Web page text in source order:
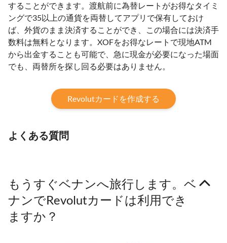
することができます。渡航前に為替レートがお得なタイミ
ングで35以上の通貨を両替してアプリで保有しておけ
ば、外貨のまま決済することができ、この場合には決済手
数料は無料となります。XOFをお得なレートで現地ATM
から出金することも可能で、急に現金が必要になった場面
でも、両替所を探し回る必要はありません。
Revolutカードを作成する
よくある質問
もうすぐベナンへ旅行します。ベ
ナンでRevolutカードは利用でき
ますか？